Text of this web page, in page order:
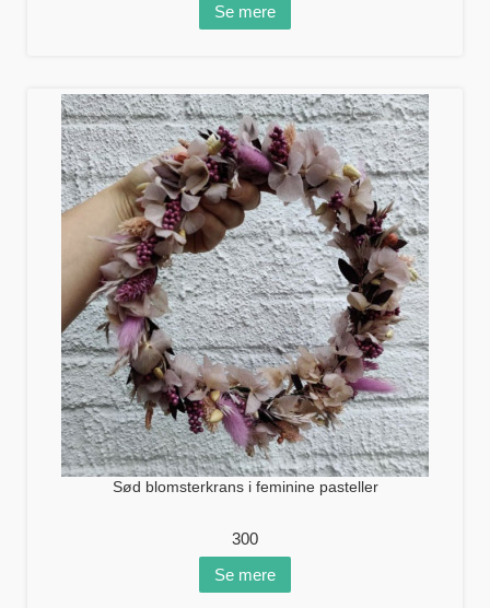
Se mere
Sød blomsterkrans i feminine pasteller
300
Se mere